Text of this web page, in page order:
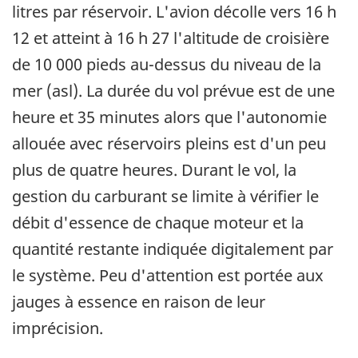
litres par réservoir. L'avion décolle vers 16 h
12 et atteint à 16 h 27 l'altitude de croisière
de 10 000 pieds au-dessus du niveau de la
mer (asl). La durée du vol prévue est de une
heure et 35 minutes alors que l'autonomie
allouée avec réservoirs pleins est d'un peu
plus de quatre heures. Durant le vol, la
gestion du carburant se limite à vérifier le
débit d'essence de chaque moteur et la
quantité restante indiquée digitalement par
le système. Peu d'attention est portée aux
jauges à essence en raison de leur
imprécision.